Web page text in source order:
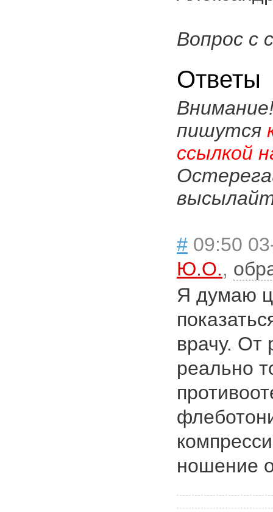
Вопрос с
Ответы
пишутся
ссылкой
# 09:50
Ю.О.,
Я думаю
врачу. От
реально
ношение